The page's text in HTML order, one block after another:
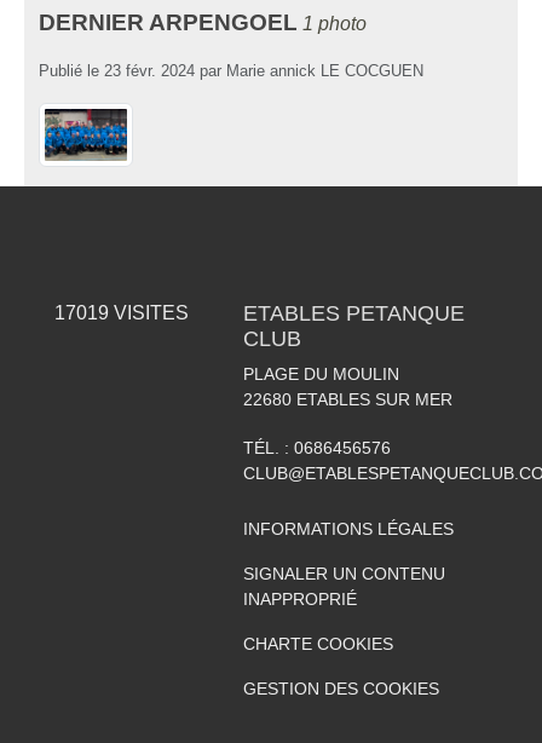
DERNIER ARPENGOEL 1 photo
Publié le 23 févr. 2024 par Marie annick LE COCGUEN
17019 VISITES
ETABLES PETANQUE
CLUB
PLAGE DU MOULIN
22680 ETABLES SUR MER
TÉL. : 0686456576
INFORMATIONS LÉGALES
SIGNALER UN CONTENU
INAPPROPRIÉ
CHARTE COOKIES
GESTION DES COOKIES